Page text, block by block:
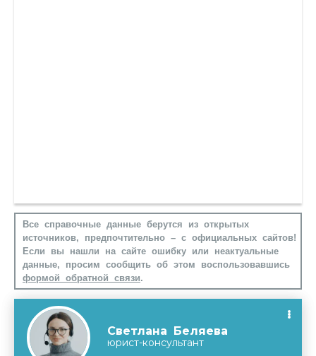
Все справочные данные берутся из открытых
источников, предпочтительно – с официальных сайтов!
Если вы нашли на сайте ошибку или неактуальные
данные, просим сообщить об этом воспользовавшись
формой обратной связи.